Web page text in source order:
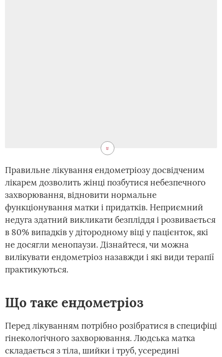
Правильне лікування ендометріозу досвідченим
лікарем дозволить жінці позбутися небезпечного
захворювання, відновити нормальне
функціонування матки і придатків. Неприємний
недуга здатний викликати безпліддя і розвивається
в 80% випадків у дітородному віці у пацієнток, які
не досягли менопаузи. Дізнайтеся, чи можна
вилікувати ендометріоз назавжди і які види терапії
практикуються.
Що таке ендометріоз
Перед лікуванням потрібно розібратися в специфіці
гінекологічного захворювання. Людська матка
складається з тіла, шийки і труб, усередині